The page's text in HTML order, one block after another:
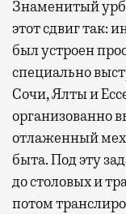
Знаменитый
этот сдвиг так:
был устроен
специально
Сочи, Ялты и
организованно
отлаженный
быта. Под эту
до столовых и
потом